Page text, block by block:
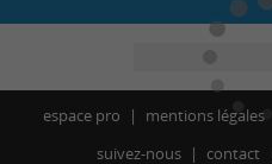
espace pro mentions légales
suivez-nous
contact